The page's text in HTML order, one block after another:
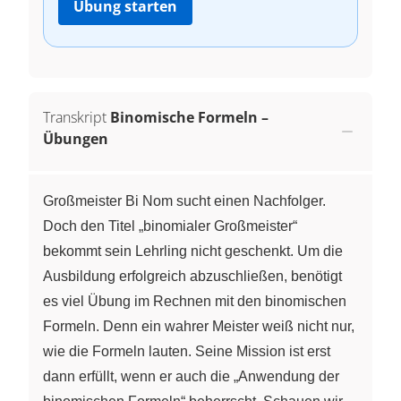
Übung starten
Transkript Binomische Formeln –
Übungen
Großmeister Bi Nom sucht einen Nachfolger.
Doch den Titel „binomialer Großmeister“
bekommt sein Lehrling nicht geschenkt. Um die
Ausbildung erfolgreich abzuschließen, benötigt
es viel Übung im Rechnen mit den binomischen
Formeln. Denn ein wahrer Meister weiß nicht nur,
wie die Formeln lauten. Seine Mission ist erst
dann erfüllt, wenn er auch die „Anwendung der